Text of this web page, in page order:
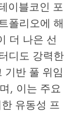
이블코인 포
폴리오에 해
더 나은 선
디도 강력한
기반 풀 위임
, 이는 주요
유동성 프